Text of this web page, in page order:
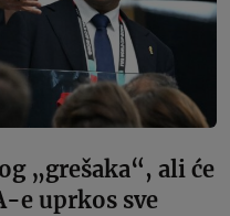
„grešaka“, ali će
e uprkos sve